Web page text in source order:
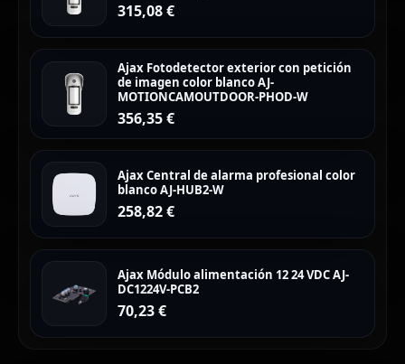
315,08€
Ajax Fotodetector exterior con petición
de imagen color blanco AJ-
MOTIONCAMOUTDOOR-PHOD-W
356,35€
Ajax Central de alarma profesional color
blanco AJ-HUB2-W
258,82€
Ajax Módulo alimentación 12 24 VDC AJ-
DC1224V-PCB2
70,23€